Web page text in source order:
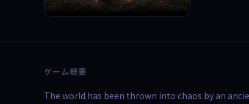
ゲーム概要
The world has been thrown into chaos by an